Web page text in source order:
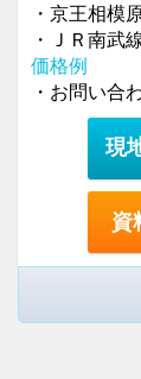
・京王相模
・ＪＲ南武
価格例
・お問い合
現
資